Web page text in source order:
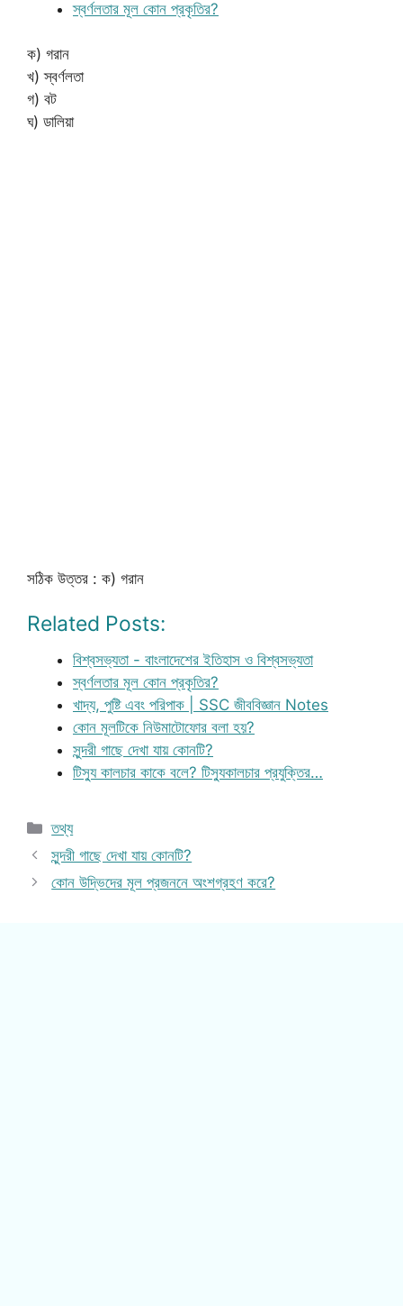
স্বর্ণলতার মূল কোন প্রকৃতির?
ক) গরান
খ) স্বর্ণলতা
গ) বট
ঘ) ডালিয়া
সঠিক উত্তর : ক) গরান
Related Posts:
বিশ্বসভ্যতা - বাংলাদেশের ইতিহাস ও বিশ্বসভ্যতা
স্বর্ণলতার মূল কোন প্রকৃতির?
খাদ্য, পুষ্টি এবং পরিপাক | SSC জীববিজ্ঞান Notes
কোন মূলটিকে নিউমাটোফোর বলা হয়?
সুন্দরী গাছে দেখা যায় কোনটি?
টিস্যু কালচার কাকে বলে? টিস্যুকালচার প্রযুক্তির…
Categories
তথ্য
সুন্দরী গাছে দেখা যায় কোনটি?
কোন উদ্ভিদের মূল প্রজননে অংশগ্রহণ করে?